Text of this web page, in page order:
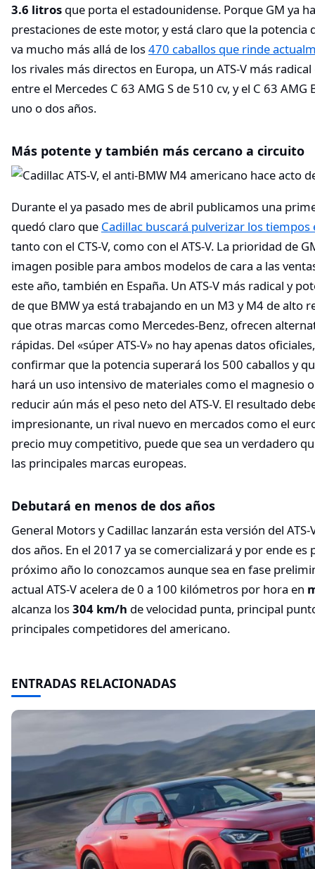
3.6 litros que porta el estadounidense. Porque GM ya
prestaciones de este motor, y está claro que la potencia
va mucho más allá de los470 caballos que rinde
los rivales más directos en Europa, un ATS-V más
entre el Mercedes C 63 AMG S de 510 cv, y el C 63 AMG
uno o dos años.
Más potente y también más cercano a circuito
Durante el ya pasado mes de abril publicamos una
quedó claro que Cadillac buscará pulverizar los
tanto con el CTS-V, como con el ATS-V. La prioridad de
imagen posible para ambos modelos de cara a las
este año, también en España. Un ATS-V más radical y
de que BMW ya está trabajando en un M3 y M4 de alto
que otras marcas como Mercedes-Benz, ofrecen
rápidas. Del «súper ATS-V» no hay apenas datos
confirmar que la potencia superará los 500 caballos y
hará un uso intensivo de materiales como el magnesio
reducir aún más el peso neto del ATS-V. El resultado
impresionante, un rival nuevo en mercados como el
precio muy competitivo, puede que sea un verdadero
las principales marcas europeas.
Debutará en menos de dos años
General Motors y Cadillac lanzarán esta versión del
dos años. En el 2017 ya se comercializará y por ende
próximo año lo conozcamos aunque sea en fase
actual ATS-V acelera de 0 a 100 kilómetros por hora en
alcanza los304 km/h de velocidad punta, principal
principales competidores del americano.
ENTRADAS RELACIONADAS